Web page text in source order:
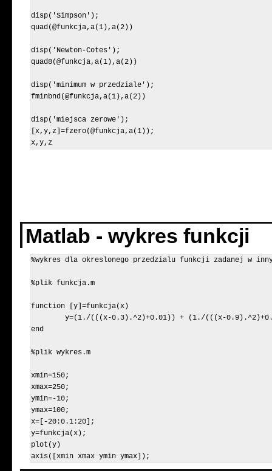
disp('Simpson');
quad(@funkcja,a(1),a(2))
disp('Newton-Cotes');
quad8(@funkcja,a(1),a(2))
disp('minimum w przedziale');
fminbnd(@funkcja,a(1),a(2))
disp('miejsca zerowe');
[x,y,z]=fzero(@funkcja,a(1));
Matlab - wykres funkcji
%wykres dla okreslonego przedzialu funkcji zadanej w
%plik funkcja.m
function [y]=funkcja(x)
end
%plik wykres.m
xmin=150;
xmax=250;
ymin=-10;
ymax=100;
x=[-20:0.1:20];
y=funkcja(x);
plot(y)
axis([xmin xmax ymin ymax]);